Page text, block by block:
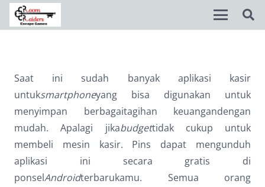
Saat ini sudah banyak aplikasi kasir
untuksmartphoneyang bisa digunakan untuk
menyimpan berbagaitagihan keuangandengan
mudah. Apalagi jikabudgettidak cukup untuk
membeli mesin kasir. Pins dapat mengunduh
aplikasi ini secara gratis di
ponselAndroidterbarukamu. Semua orang
Mark headings
Background Color
zoom_out Zoom out
Zoom in
remove_circle_outline Decrease font